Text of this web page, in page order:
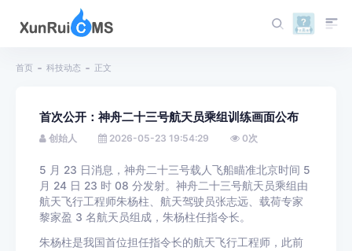
首页 科技动态 正文
首次公开：神舟二十三号航天员乘组训练画面公布
创始人 2026-05-23 19:54:29 0次
5 月 23 日消息，神舟二十三号载人飞船瞄准北京时间 5
月 24 日 23 时 08 分发射。神舟二十三号航天员乘组由
航天飞行工程师朱杨柱、航天驾驶员张志远、载荷专家
黎家盈 3 名航天员组成，朱杨柱任指令长。
朱杨柱是我国首位担任指令长的航天飞行工程师，此前